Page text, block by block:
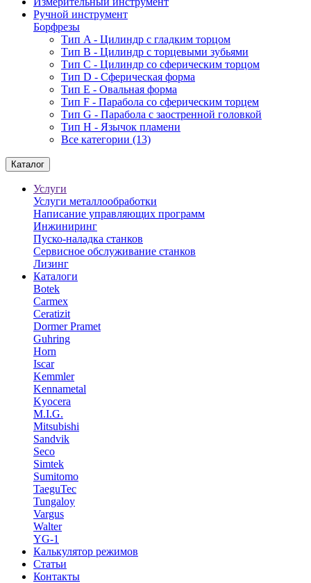
Ручной инструмент
Борфрезы
Тип A - Цилиндр с гладким торцом
Тип В - Цилиндр с торцевыми зубьями
Тип С - Цилиндр со сферическим торцом
Тип D - Сферическая форма
Тип Е - Овальная форма
Тип F - Парабола со сферическим торцем
Тип G - Парабола с заостренной головкой
Тип H - Язычок пламени
Все категории (13)
Каталог
Услуги
Услуги металлообработки
Написание управляющих программ
Инжиниринг
Пуско-наладка станков
Сервисное обслуживание станков
Лизинг
Каталоги
Botek
Carmex
Ceratizit
Dormer Pramet
Guhring
Horn
Iscar
Kemmler
Kennametal
Kyocera
M.I.G.
Mitsubishi
Sandvik
Seco
Simtek
Sumitomo
TaeguTec
Tungaloy
Vargus
Walter
YG-1
Калькулятор режимов
Статьи
Контакты